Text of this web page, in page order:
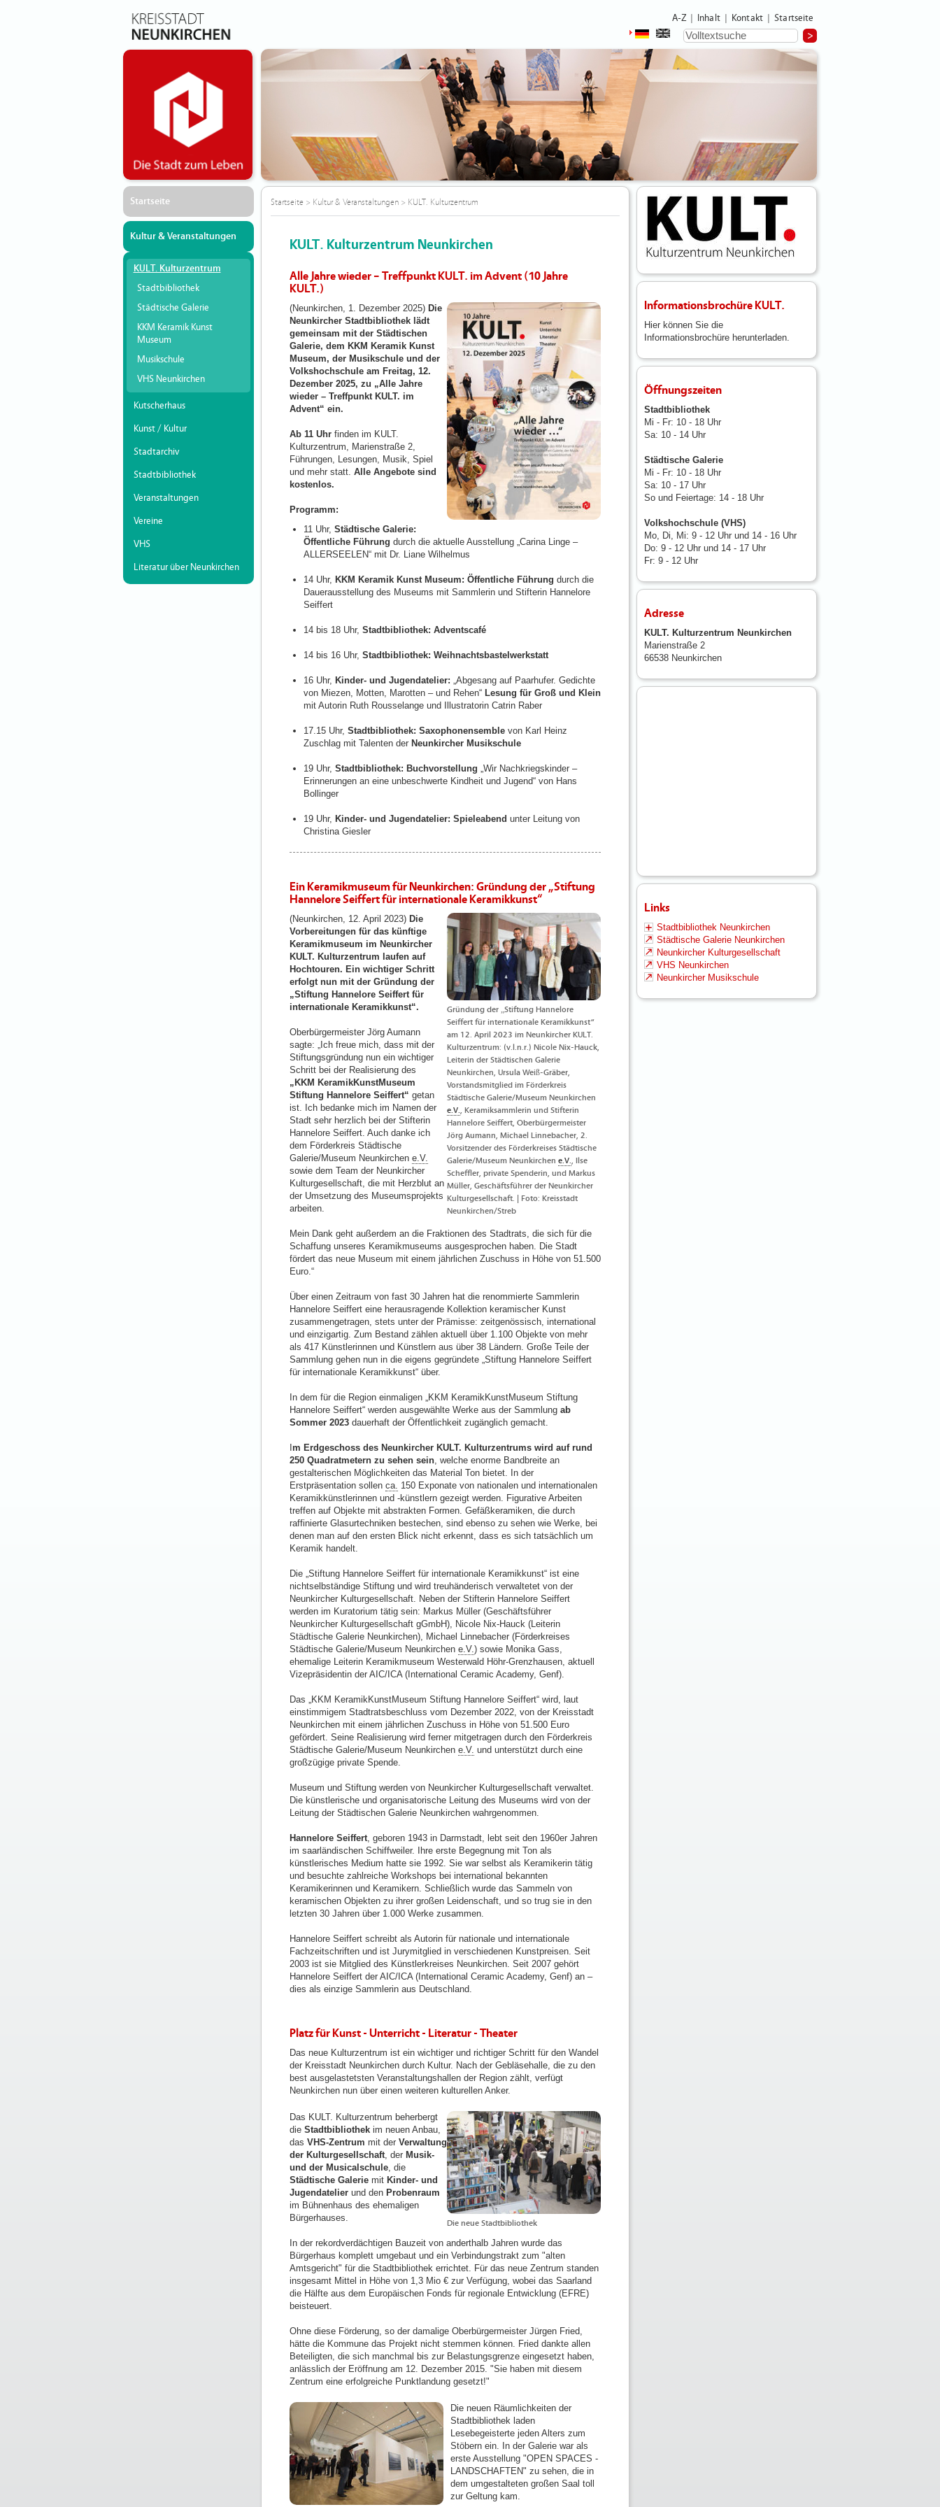
A-Z Inhalt Kontakt Startseite
Startseite
Kultur & Veranstaltungen
KULT. Kulturzentrum
Stadtbibliothek
Städtische Galerie
KKM Keramik Kunst
Museum
Musikschule
VHS Neunkirchen
Kutscherhaus
Kunst / Kultur
Stadtarchiv
Stadtbibliothek
Veranstaltungen
Vereine
VHS
Literatur über Neunkirchen
Startseite> Kultur & Veranstaltungen> KULT. Kulturzentrum
KULT. Kulturzentrum Neunkirchen
Alle Jahre wieder – Treffpunkt KULT. im Advent (10 Jahre
KULT.)
(Neunkirchen, 1. Dezember 2025) Die
Neunkircher Stadtbibliothek lädt
gemeinsam mit der Städtischen
Galerie, dem KKM Keramik Kunst
Museum, der Musikschule und der
Volkshochschule am Freitag, 12.
Dezember 2025, zu „Alle Jahre
wieder – Treffpunkt KULT. im
Advent“ ein.
Ab 11 Uhrfinden im KULT.
Kulturzentrum, Marienstraße 2,
Führungen, Lesungen, Musik, Spiel
und mehr statt. Alle Angebote sind
kostenlos.
Programm:
11 Uhr, Städtische Galerie:
Öffentliche Führung durch die aktuelle Ausstellung „Carina Linge –
ALLERSEELEN“ mit Dr. Liane Wilhelmus
14 Uhr, KKM Keramik Kunst Museum: Öffentliche Führung durch die
Dauerausstellung des Museums mit Sammlerin und Stifterin Hannelore
Seiffert
14 bis 18 Uhr, Stadtbibliothek: Adventscafé
14 bis 16 Uhr, Stadtbibliothek: Weihnachtsbastelwerkstatt
16 Uhr, Kinder- und Jugendatelier: „Abgesang auf Paarhufer. Gedichte
von Miezen, Motten, Marotten – und Rehen“ Lesung für Groß und Klein
mit Autorin Ruth Rousselange und Illustratorin Catrin Raber
17.15 Uhr, Stadtbibliothek: Saxophonensemble von Karl Heinz
Zuschlag mit Talenten der Neunkircher Musikschule
19 Uhr, Stadtbibliothek: Buchvorstellung „Wir Nachkriegskinder –
Erinnerungen an eine unbeschwerte Kindheit und Jugend“ von Hans
Bollinger
19 Uhr, Kinder- und Jugendatelier: Spieleabend unter Leitung von
Christina Giesler
Ein Keramikmuseum für Neunkirchen: Gründung der „Stiftung
Hannelore Seiffert für internationale Keramikkunst“
Gründung der „Stiftung Hannelore
Seiffert für internationale Keramikkunst“
am 12. April 2023 im Neunkircher KULT.
Kulturzentrum: (v.l.n.r.) Nicole Nix-Hauck,
Leiterin der Städtischen Galerie
Neunkirchen, Ursula Weiß-Gräber,
Vorstandsmitglied im Förderkreis
Städtische Galerie/Museum Neunkirchen
e.V., Keramiksammlerin und Stifterin
Hannelore Seiffert, Oberbürgermeister
Jörg Aumann, Michael Linnebacher, 2.
Vorsitzender des Förderkreises Städtische
Galerie/Museum Neunkirchen e.V., Ilse
Scheffler, private Spenderin, und Markus
Müller, Geschäftsführer der Neunkircher
Kulturgesellschaft. | Foto: Kreisstadt
Neunkirchen/Streb
(Neunkirchen, 12. April 2023)Die
Vorbereitungen für das künftige
Keramikmuseum im Neunkircher
KULT. Kulturzentrum laufen auf
Hochtouren. Ein wichtiger Schritt
erfolgt nun mit der Gründung der
„Stiftung Hannelore Seiffert für
internationale Keramikkunst“.
Oberbürgermeister Jörg Aumann
sagte: „Ich freue mich, dass mit der
Stiftungsgründung nun ein wichtiger
Schritt bei der Realisierung des
„KKM KeramikKunstMuseum
Stiftung Hannelore Seiffert“ getan
ist. Ich bedanke mich im Namen der
Stadt sehr herzlich bei der Stifterin
Hannelore Seiffert. Auch danke ich
dem Förderkreis Städtische
Galerie/Museum Neunkirchen e.V.
sowie dem Team der Neunkircher
Kulturgesellschaft, die mit Herzblut an
der Umsetzung des Museumsprojekts
arbeiten.
Mein Dank geht außerdem an die Fraktionen des Stadtrats, die sich für die
Schaffung unseres Keramikmuseums ausgesprochen haben. Die Stadt
fördert das neue Museum mit einem jährlichen Zuschuss in Höhe von 51.500
Euro.“
Über einen Zeitraum von fast 30 Jahren hat die renommierte Sammlerin
Hannelore Seiffert eine herausragende Kollektion keramischer Kunst
zusammengetragen, stets unter der Prämisse: zeitgenössisch, international
und einzigartig. Zum Bestand zählen aktuell über 1.100 Objekte von mehr
als 417 Künstlerinnen und Künstlern aus über 38 Ländern. Große Teile der
Sammlung gehen nun in die eigens gegründete „Stiftung Hannelore Seiffert
für internationale Keramikkunst“ über.
In dem für die Region einmaligen „KKM KeramikKunstMuseum Stiftung
Hannelore Seiffert“ werden ausgewählte Werke aus der Sammlungab
Sommer 2023dauerhaft der Öffentlichkeit zugänglich gemacht.
m Erdgeschoss des Neunkircher KULT. Kulturzentrums wird auf rund
250 Quadratmetern zu sehen sein, welche enorme Bandbreite an
gestalterischen Möglichkeiten das Material Ton bietet. In der
Erstpräsentation sollen ca. 150 Exponate von nationalen und internationalen
Keramikkünstlerinnen und -künstlern gezeigt werden. Figurative Arbeiten
treffen auf Objekte mit abstrakten Formen. Gefäßkeramiken, die durch
raffinierte Glasurtechniken bestechen, sind ebenso zu sehen wie Werke, bei
denen man auf den ersten Blick nicht erkennt, dass es sich tatsächlich um
Keramik handelt.
Die „Stiftung Hannelore Seiffert für internationale Keramikkunst“ ist eine
nichtselbständige Stiftung und wird treuhänderisch verwaltetet von der
Neunkircher Kulturgesellschaft. Neben der Stifterin Hannelore Seiffert
werden im Kuratorium tätig sein: Markus Müller (Geschäftsführer
Neunkircher Kulturgesellschaft gGmbH), Nicole Nix-Hauck (Leiterin
Städtische Galerie Neunkirchen), Michael Linnebacher (Förderkreises
Städtische Galerie/Museum Neunkirchen e.V.) sowie Monika Gass,
ehemalige Leiterin Keramikmuseum Westerwald Höhr-Grenzhausen, aktuell
Vizepräsidentin der AIC/ICA (International Ceramic Academy, Genf).
Das „KKM KeramikKunstMuseum Stiftung Hannelore Seiffert“ wird, laut
einstimmigem Stadtratsbeschluss vom Dezember 2022, von der Kreisstadt
Neunkirchen mit einem jährlichen Zuschuss in Höhe von 51.500 Euro
gefördert. Seine Realisierung wird ferner mitgetragen durch den Förderkreis
Städtische Galerie/Museum Neunkirchen e.V. und unterstützt durch eine
großzügige private Spende.
Museum und Stiftung werden von Neunkircher Kulturgesellschaft verwaltet.
Die künstlerische und organisatorische Leitung des Museums wird von der
Leitung der Städtischen Galerie Neunkirchen wahrgenommen.
Hannelore Seiffert, geboren 1943 in Darmstadt, lebt seit den 1960er Jahren
im saarländischen Schiffweiler. Ihre erste Begegnung mit Ton als
künstlerisches Medium hatte sie 1992. Sie war selbst als Keramikerin tätig
und besuchte zahlreiche Workshops bei international bekannten
Keramikerinnen und Keramikern. Schließlich wurde das Sammeln von
keramischen Objekten zu ihrer großen Leidenschaft, und so trug sie in den
letzten 30 Jahren über 1.000 Werke zusammen.
Hannelore Seiffert schreibt als Autorin für nationale und internationale
Fachzeitschriften und ist Jurymitglied in verschiedenen Kunstpreisen. Seit
2003 ist sie Mitglied des Künstlerkreises Neunkirchen. Seit 2007 gehört
Hannelore Seiffert der AIC/ICA (International Ceramic Academy, Genf) an –
dies als einzige Sammlerin aus Deutschland.
Platz für Kunst - Unterricht - Literatur - Theater
Das neue Kulturzentrum ist ein wichtiger und richtiger Schritt für den Wandel
der Kreisstadt Neunkirchen durch Kultur. Nach der Gebläsehalle, die zu den
best ausgelastetsten Veranstaltungshallen der Region zählt, verfügt
Neunkirchen nun über einen weiteren kulturellen Anker.
Die neue Stadtbibliothek
Das KULT. Kulturzentrum beherbergt
die Stadtbibliothekim neuen Anbau,
das VHS-Zentrum mit der Verwaltung
der Kulturgesellschaft, der Musik-
und der Musicalschule, die
Städtische Galeriemit Kinder- und
Jugendatelierund den Probenraum
im Bühnenhaus des ehemaligen
Bürgerhauses.
In der rekordverdächtigen Bauzeit von anderthalb Jahren wurde das
Bürgerhaus komplett umgebaut und ein Verbindungstrakt zum "alten
Amtsgericht" für die Stadtbibliothek errichtet. Für das neue Zentrum standen
insgesamt Mittel in Höhe von 1,3 Mio € zur Verfügung, wobei das Saarland
die Hälfte aus dem Europäischen Fonds für regionale Entwicklung (EFRE)
beisteuert.
Ohne diese Förderung, so der damalige Oberbürgermeister Jürgen Fried,
hätte die Kommune das Projekt nicht stemmen können. Fried dankte allen
Beteiligten, die sich manchmal bis zur Belastungsgrenze eingesetzt haben,
anlässlich der Eröffnung am 12. Dezember 2015. "Sie haben mit diesem
Zentrum eine erfolgreiche Punktlandung gesetzt!"
Die neuen Räumlichkeiten der
Stadtbibliothek laden
Lesebegeisterte jeden Alters zum
Stöbern ein. In der Galerie war als
erste Ausstellung "OPEN SPACES -
LANDSCHAFTEN" zu sehen, die in
dem umgestalteten großen Saal toll
zur Geltung kam.
Informationsbrochüre KULT.
Hier können Sie die
Informationsbrochüre herunterladen.
Öffnungszeiten
Stadtbibliothek
Mi - Fr: 10 - 18 Uhr
Sa: 10 - 14 Uhr
Städtische Galerie
Mi - Fr: 10 - 18 Uhr
Sa: 10 - 17 Uhr
So und Feiertage: 14 - 18 Uhr
Volkshochschule (VHS)
Mo, Di, Mi: 9 - 12 Uhr und 14 - 16 Uhr
Do: 9 - 12 Uhr und 14 - 17 Uhr
Fr: 9 - 12 Uhr
Adresse
KULT. Kulturzentrum Neunkirchen
Marienstraße 2
66538 Neunkirchen
Links
Stadtbibliothek Neunkirchen
Städtische Galerie Neunkirchen
Neunkircher Kulturgesellschaft
VHS Neunkirchen
Neunkircher Musikschule